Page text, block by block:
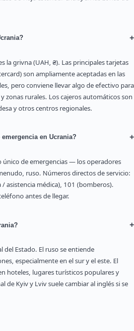
+
la grivna (UAH, ₴). Las principales tarjetas
son ampliamente aceptadas en las
pero conviene llevar algo de efectivo para
zonas rurales. Los cajeros automáticos son
y otros centros regionales.
en Ucrania? +
único de emergencias — los operadores
ruso. Números directos de servicio:
asistencia médica), 101 (bomberos).
antes de llegar.
+
del Estado. El ruso se entiende
especialmente en el sur y el este. El
hoteles, lugares turísticos populares y
de Kyiv y Lviv suele cambiar al inglés si se